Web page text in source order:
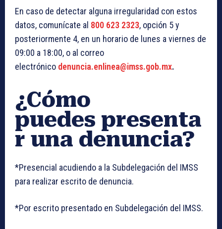
En caso de detectar alguna irregularidad con estos
datos, comunícate al 800 623 2323, opción 5 y
posteriormente 4, en un horario de lunes a viernes de
09:00 a 18:00, o al correo
electrónico denuncia.enlinea@imss.gob.mx.
¿Cómo
puedes presenta
r una denuncia?
*Presencial acudiendo a la Subdelegación del IMSS
para realizar escrito de denuncia.
*Por escrito presentado en Subdelegación del IMSS.